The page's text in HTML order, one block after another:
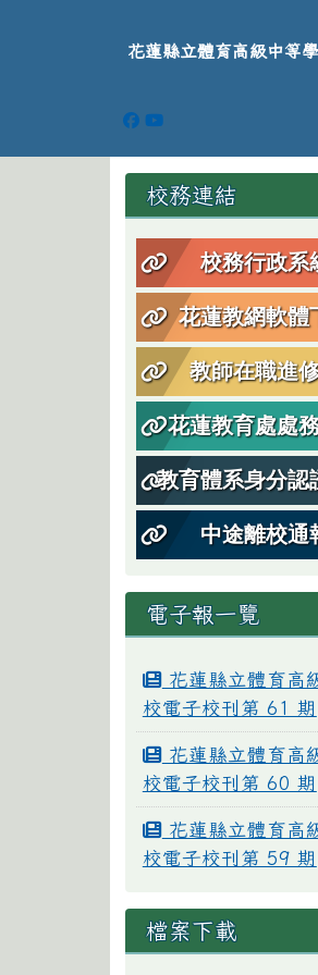
花蓮縣立體育高
花蓮縣立體育高級中等
左邊區域內容
校務連結
校務行政系
花蓮教網軟體
教師在職進
花蓮教育處處
教育體系身分認
中途離校通
電子報一覽
花蓮縣立體育高
校電子校刊第 61 期
花蓮縣立體育高
校電子校刊第 60 期
花蓮縣立體育高
校電子校刊第 59 期
檔案下載
頁尾區域